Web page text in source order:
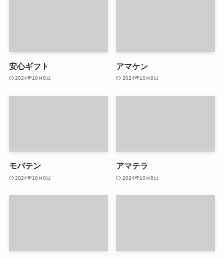
安心ギフト
2024年10月8日
アマケン
2024年10月8日
モバテン
2024年10月8日
アマテラ
2024年10月8日